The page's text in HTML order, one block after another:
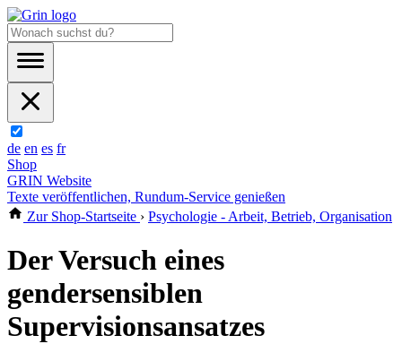
de en es fr
Shop
GRIN Website
Texte veröffentlichen, Rundum-Service genießen
Zur Shop-Startseite › Psychologie - Arbeit, Betrieb, Organisation
Der Versuch eines
gendersensiblen
Supervisionsansatzes